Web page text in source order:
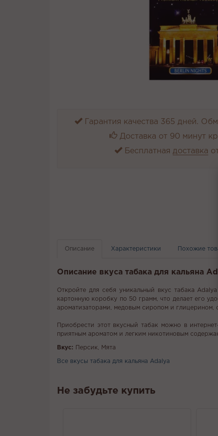
Гарантия качества 365 дней.
Доставка от 90 минут
Бесплатная доставка
Описание Характеристики Похожие
Описание вкуса табака для кальяна
Откройте для себя уникальный вкус табака
картонную коробку по 50 грамм, что делает его
ароматизаторами, медовым сиропом и глицерином,
Приобрести этот вкусный табак можно в
приятным ароматом и легким никотиновым
Вкус: Персик, Мята
Все вкусы табака для кальяна Adalya
Не забудьте купить